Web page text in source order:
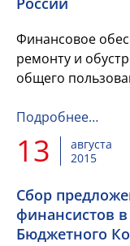
Финансовое
ремонту и
общего
г. Новосибирска
Подробнее…
13
августа
2015
Сбор
финансистов
Бюджетного